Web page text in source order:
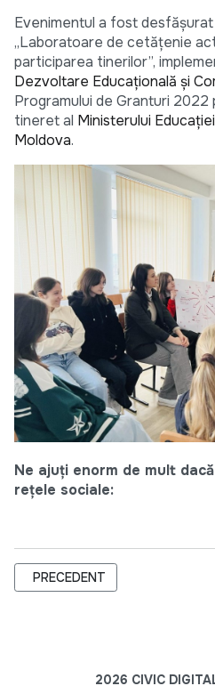
Evenimentul a fost
„Laboratoare de cetățenie
participarea tinerilor”,
Dezvoltare Educațională și
Programului de Granturi
tineret al Ministerului
Moldova.
Ne ajuți enorm de mult
rețele sociale:
ARTICOL PRECEDENT: CINCI
PRECEDENT
2026 CIVIC